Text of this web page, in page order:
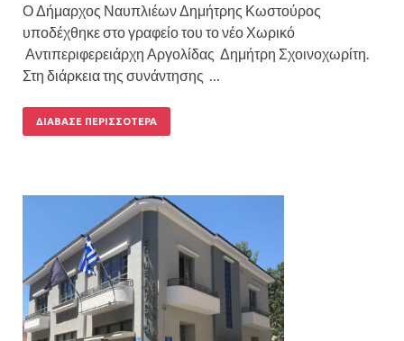
Ο Δήμαρχος Ναυπλιέων Δημήτρης Κωστούρος
υποδέχθηκε στο γραφείο του το νέο Χωρικό
Αντιπεριφερειάρχη Αργολίδας Δημήτρη Σχοινοχωρίτη.
Στη διάρκεια της συνάντησης …
ΔΙΆΒΑΣΕ ΠΕΡΙΣΣΌΤΕΡΑ